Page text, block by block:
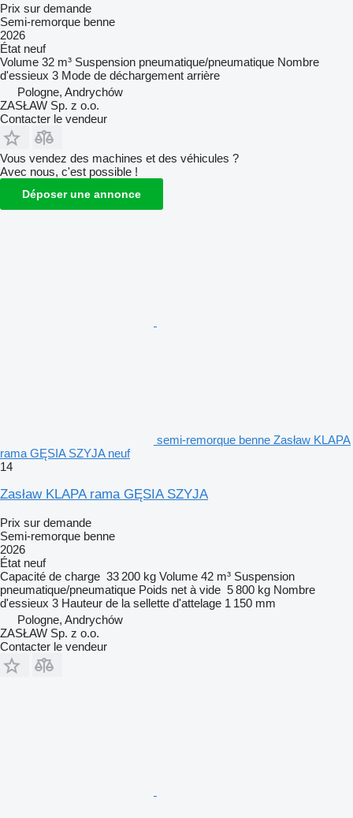
Prix sur demande
Semi-remorque benne
2026
État neuf
Volume 32 m³ Suspension pneumatique/pneumatique Nombre
d'essieux 3 Mode de déchargement arrière
Pologne, Andrychów
ZASŁAW Sp. z o.o.
Contacter le vendeur
Vous vendez des machines et des véhicules ?
Avec nous, c'est possible !
Déposer une annonce
semi-remorque benne Zasław KLAPA
rama GĘSIA SZYJA neuf
14
Zasław KLAPA rama GĘSIA SZYJA
Prix sur demande
Semi-remorque benne
2026
État neuf
Capacité de charge 33 200 kg Volume 42 m³ Suspension
pneumatique/pneumatique Poids net à vide 5 800 kg Nombre
d'essieux 3 Hauteur de la sellette d'attelage 1 150 mm
Pologne, Andrychów
ZASŁAW Sp. z o.o.
Contacter le vendeur